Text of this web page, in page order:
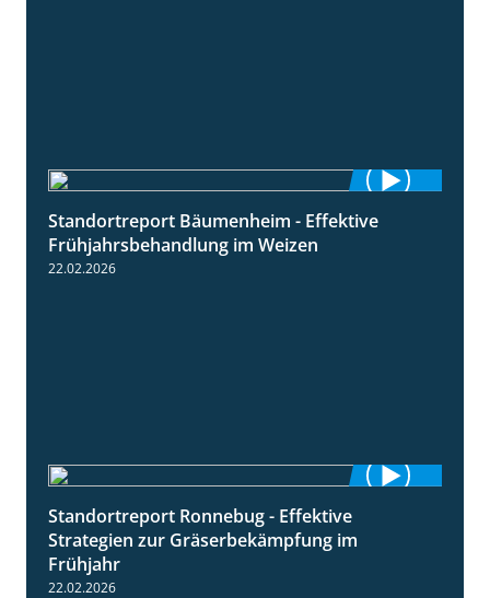
4:20
Standortreport Bäumenheim - Effektive
Frühjahrsbehandlung im Weizen
22.02.2026
Standortreport Ronnebug - Effektive
Strategien zur Gräserbekämpfung im
Frühjahr
22.02.2026